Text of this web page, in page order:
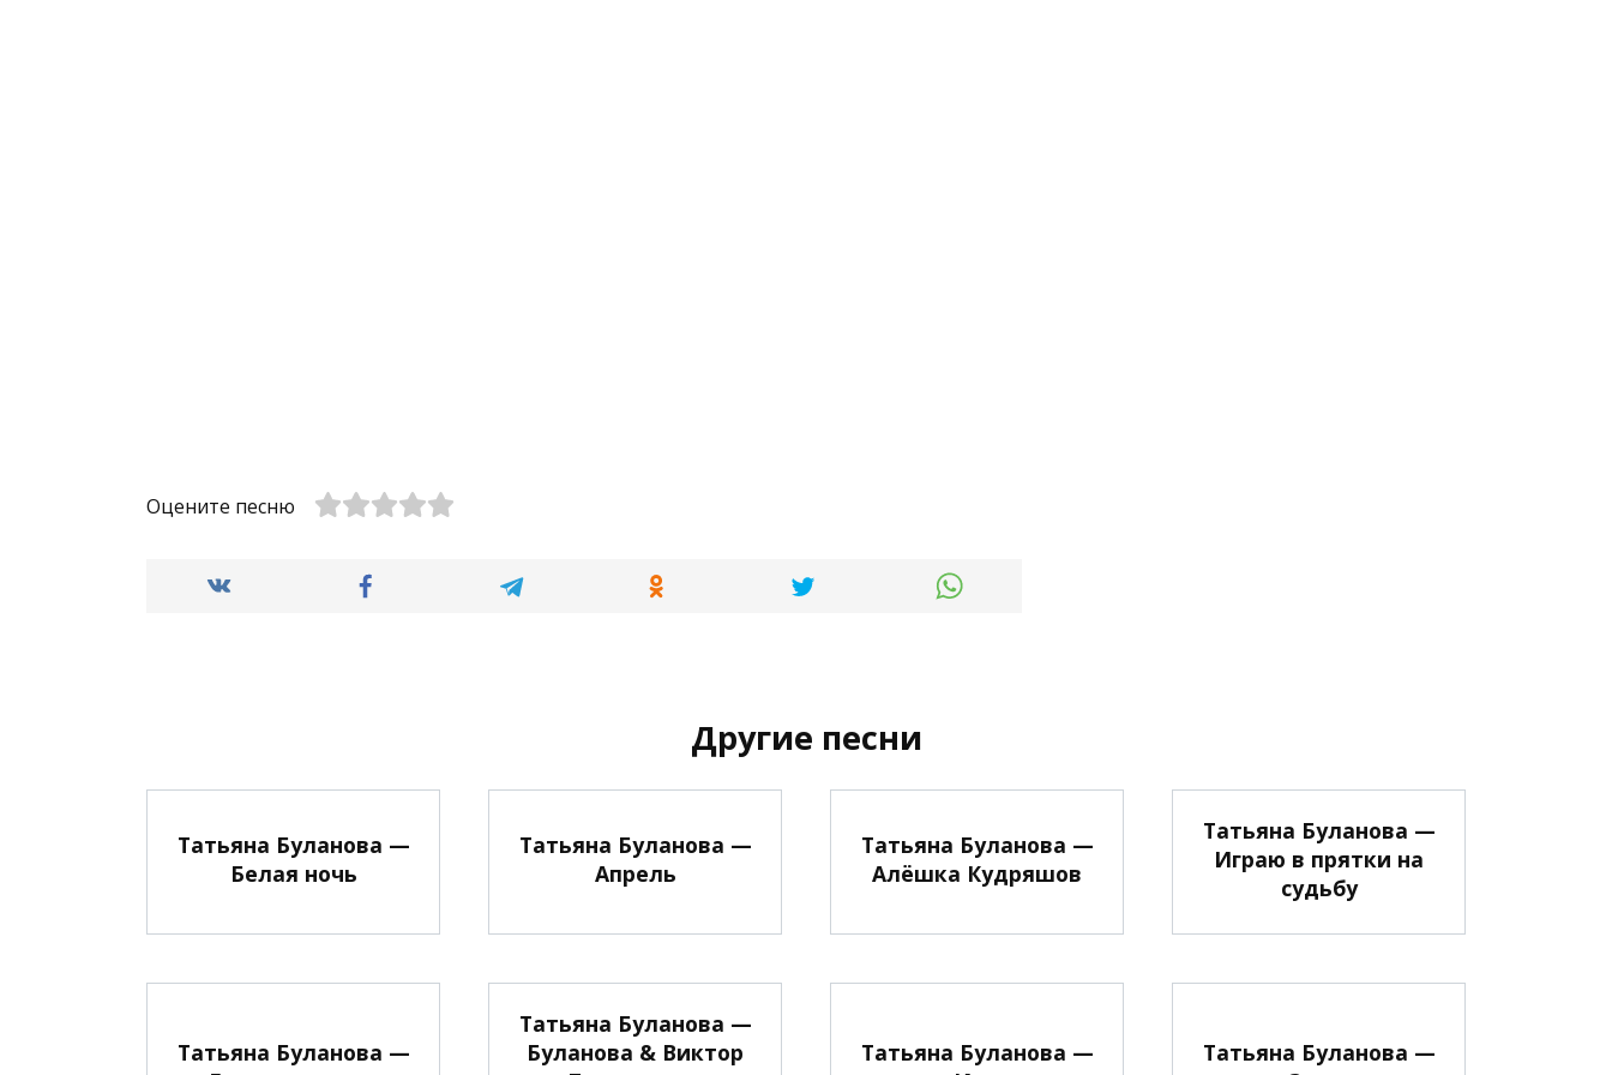
Оцените песню
Другие песни
Татьяна Буланова —
Белая ночь
Татьяна Буланова —
Апрель
Татьяна Буланова —
Алёшка Кудряшов
Татьяна Буланова —
Играю в прятки на
судьбу
Татьяна Буланова —
Татьяна Буланова —
Буланова & Виктор
Татьяна Буланова —
Татьяна Буланова —